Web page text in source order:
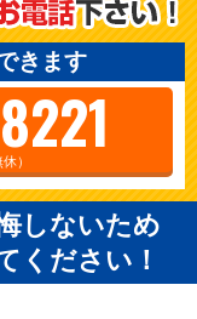
きます
）
しないため
ください！